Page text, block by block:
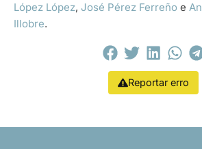
López López, José Pérez Ferreño e
Illobre.
Reportar erro